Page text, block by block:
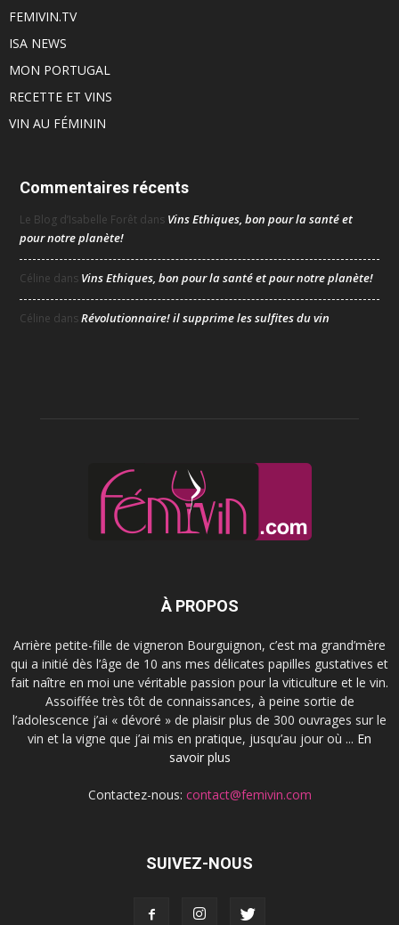
FEMIVIN.TV
ISA NEWS
MON PORTUGAL
RECETTE ET VINS
VIN AU FÉMININ
Commentaires récents
Le Blog d’Isabelle Forêt dans Vins Ethiques, bon pour la santé et
pour notre planète!
Céline dans Vins Ethiques, bon pour la santé et pour notre planète!
Céline dansRévolutionnaire! il supprime les sulfites du vin
À PROPOS
Arrière petite-fille de vigneron Bourguignon, c’est ma grand’mère
qui a initié dès l’âge de 10 ans mes délicates papilles gustatives et
fait naître en moi une véritable passion pour la viticulture et le vin.
Assoiffée très tôt de connaissances, à peine sortie de
l’adolescence j’ai « dévoré » de plaisir plus de 300 ouvrages sur le
vin et la vigne que j’ai mis en pratique, jusqu’au jour où ... En
savoir plus
Contactez-nous: contact@femivin.com
SUIVEZ-NOUS